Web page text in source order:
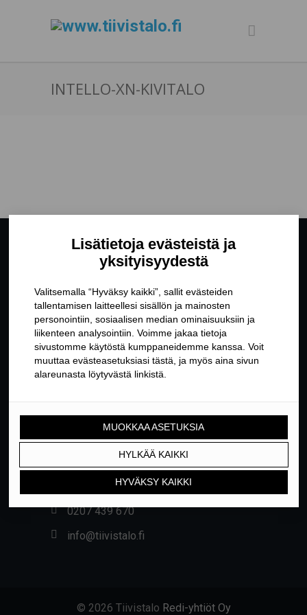
INTELLO-XN-KIVITALO
YHTEYSTIEDOT
Yrittäjäntie 24, 01800 KLAUKKALA
0207 439 670
info@tiivistalo.fi
© 2026 Tiivistalo Redi-yhtiöt Oy